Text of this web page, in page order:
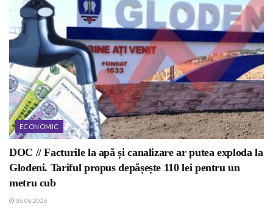
ECONOMIC
DOC // Facturile la apă și canalizare ar putea exploda la
Glodeni. Tariful propus depășește 110 lei pentru un
metru cub
05.08.2026